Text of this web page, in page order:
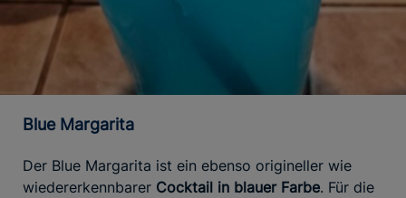
Blue Margarita
Der Blue Margarita ist ein ebenso origineller wie
wiedererkennbarer Cocktail in blauer Farbe. Für die